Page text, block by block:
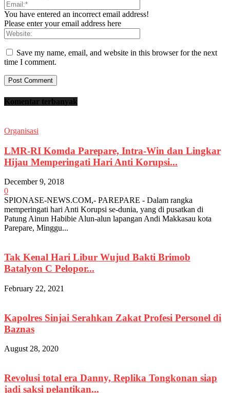
You have entered an incorrect email address!
Please enter your email address here
Save my name, email, and website in this browser for the next
time I comment.
Komentar terbanyak
Organisasi
LMR-RI Komda Parepare, Intra-Win dan Lingkar
Hijau Memperingati Hari Anti Korupsi...
December 9, 2018
0
SPIONASE-NEWS.COM,- PAREPARE - Dalam rangka
memperingati hari Anti Korupsi se-dunia, yang di pusatkan di
Patung Ainun Habibie Alun-alun lapangan Andi Makkasau kota
Parepare, Minggu...
Tak Kenal Hari Libur Wujud Bakti Brimob
Batalyon C Pelopor...
February 22, 2021
Kapolres Sinjai Serahkan Zakat Profesi Personel di
Baznas
August 28, 2020
Revolusi total era Danny, Replika Tongkonan siap
jadi saksi pelantikan...